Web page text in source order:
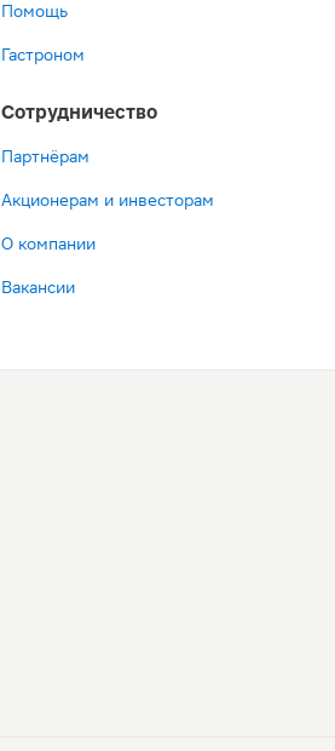
Помощь
Гастроном
Сотрудничество
Партнёрам
Акционерам и инвесторам
О компании
Вакансии